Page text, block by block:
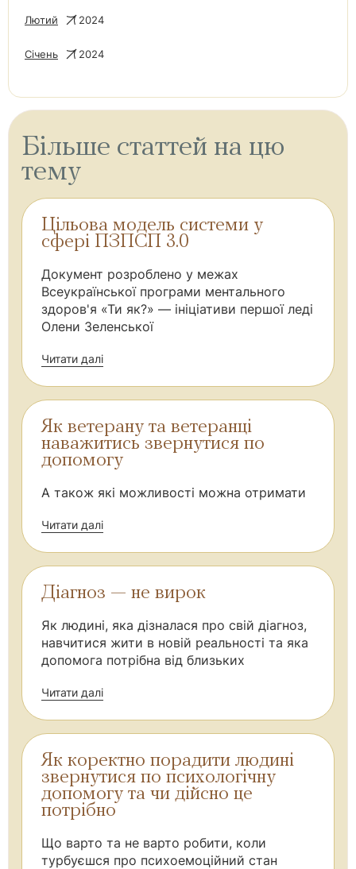
Лютий 2024
Січень 2024
Більше статтей на цю
тему
Цільова модель системи у
сфері ПЗПСП 3.0
Документ розроблено у межах
Всеукраїнської програми ментального
здоров'я «Ти як?» — ініціативи першої леді
Олени Зеленської
Читати далі
Як ветерану та ветеранці
наважитись звернутися по
допомогу
А також які можливості можна отримати
Читати далі
Діагноз — не вирок
Як людині, яка дізналася про свій діагноз,
навчитися жити в новій реальності та яка
допомога потрібна від близьких
Читати далі
Як коректно порадити людині
звернутися по психологічну
допомогу та чи дійсно це
потрібно
Що варто та не варто робити, коли
турбуєшся про психоемоційний стан